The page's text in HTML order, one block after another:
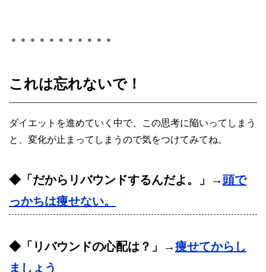
＊＊＊＊＊＊＊＊＊＊＊
これは忘れないで！
ダイエットを進めていく中で、この思考に陥いってしまう
と、変化が止まってしまうので気をつけてみてね。
◆「だからリバウンドするんだよ。」→頭で
っかちは痩せない。
◆「リバウンドの心配は？」→痩せてからし
ましょう